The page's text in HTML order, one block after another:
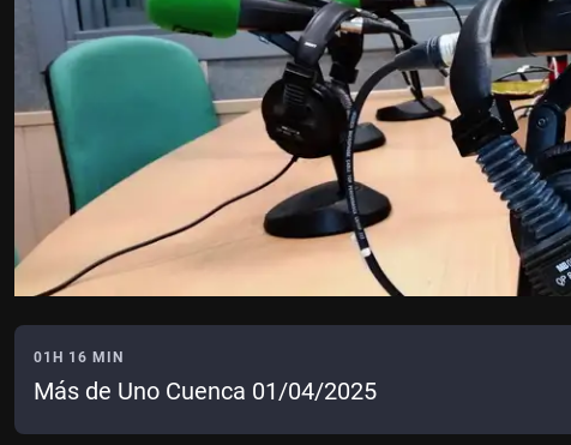
01H 16 MIN
Más de Uno Cuenca 01/04/2025